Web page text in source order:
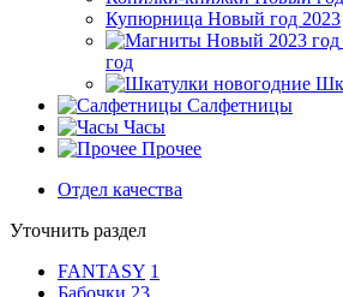
Купюрница Новый год 2023
год
Салфетницы
Часы
Прочее
Отдел качества
Уточнить раздел
FANTASY 1
Бабочки 23